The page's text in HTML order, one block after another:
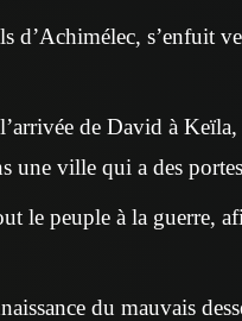
d’Achimélec, s’enfuit
de David à
une ville qui a des
le peuple à la guerre,
du mauvais